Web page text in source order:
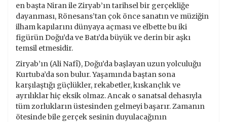
en başta Niran ile Ziryab’ın tarihsel bir gerçekliğe
dayanması, Rönesans’tan çok önce sanatın ve müziğin
ilham kapılarını dünyaya açması ve elbette bu iki
figürün Doğu’da ve Batı’da büyük ve derin bir aşkı
temsil etmesidir.
Ziryab’ın (Ali Nafî), Doğu’da başlayan uzun yolculuğu
Kurtuba’da son bulur. Yaşamında baştan sona
karşılaştığı güçlükler, rekabetler, kıskançlık ve
ayrılıklar hiç eksik olmaz. Ancak o sanatsal dehasıyla
tüm zorlukların üstesinden gelmeyi başarır. Zamanın
ötesinde bile gerçek sesinin duyulacağının